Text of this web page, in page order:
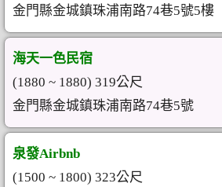
金門縣金城鎮珠浦南路74巷5號5樓
海天一色民宿
(1880 ~ 1880) 319公尺
金門縣金城鎮珠浦南路74巷5號
泉發Airbnb
(1500 ~ 1800) 323公尺